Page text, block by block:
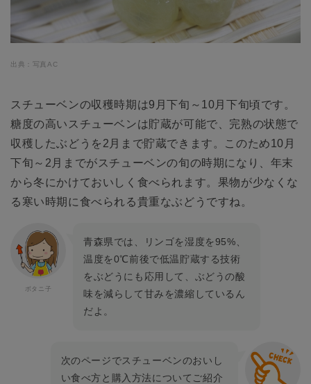
出典：写真AC
スチューベンの収穫時期は9月下旬～10月下旬頃です。
糖度の高いスチューベンは貯蔵が可能で、完熟の状態で
収穫したぶどうを2月まで貯蔵できます。このため10月
下旬～2月までがスチューベンの旬の時期になり、年末
から冬にかけておいしく食べられます。果物が少なくな
る寒い時期に食べられる貴重なぶどうですね。
青森県では、リンゴを湿度を95%、
温度を0℃前後で低温貯蔵する技術
をぶどうにも応用して、ぶどうの酸
味を減らして甘みを濃縮しているん
だよ。
次のページでスチューベンのおいし
い食べ方と購入方法についてご紹介